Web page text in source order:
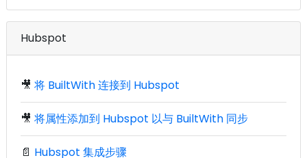
Hubspot
🎥 将 BuiltWith 连接到 Hubspot
🎥 将属性添加到 Hubspot 以与 BuiltWith 同步
📄 Hubspot 集成步骤